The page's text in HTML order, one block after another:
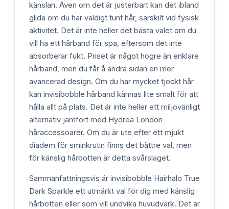
känslan. Även om det är justerbart kan det ibland
glida om du har väldigt tunt hår, särskilt vid fysisk
aktivitet. Det är inte heller det bästa valet om du
vill ha ett hårband för spa, eftersom det inte
absorberar fukt. Priset är något högre än enklare
hårband, men du får å andra sidan en mer
avancerad design. Om du har mycket tjockt hår
kan invisibobble hårband kännas lite smalt för att
hålla allt på plats. Det är inte heller ett miljövänligt
alternativ jämfört med Hydrea London
håraccessoarer. Om du är ute efter ett mjukt
diadem för sminkrutin finns det bättre val, men
för känslig hårbotten är detta svårslaget.
Sammanfattningsvis är invisibobble Hairhalo True
Dark Sparkle ett utmärkt val för dig med känslig
hårbotten eller som vill undvika huvudvärk. Det är